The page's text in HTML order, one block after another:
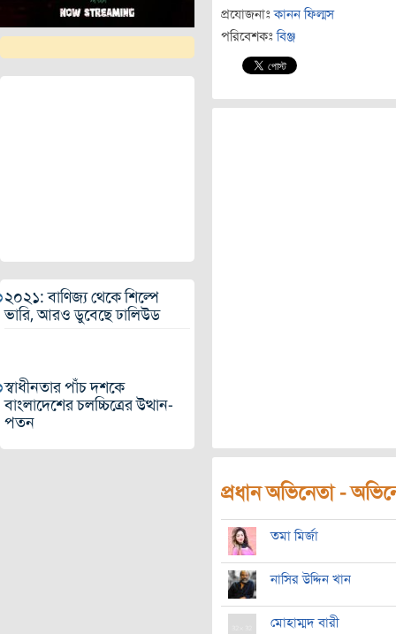
২০২১: বাণিজ্য থেকে শিল্পে
ভারি, আরও ডুবেছে ঢালিউড
স্বাধীনতার পাঁচ দশকে
বাংলাদেশের চলচ্চিত্রের উত্থান-
পতন
প্রযোজনাঃ কানন ফিল্মস
পরিবেশকঃ বিঞ্জ
প্রধান অভিনেতা -
তমা মির্জা
নাসির উদ্দিন খান
মোহাম্মদ বারী